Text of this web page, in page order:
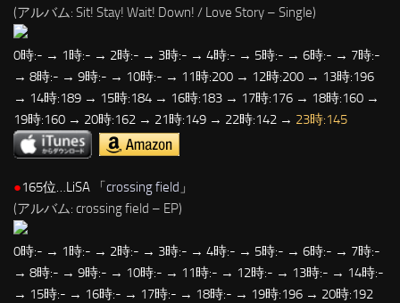
(アルバム: Sit! Stay! Wait! Down! / Love Story – Single)
0時:- → 1時:- → 2時:- → 3時:- → 4時:- → 5時:- → 6時:- → 7時:-
→ 8時:- → 9時:- → 10時:- → 11時:200 → 12時:200 → 13時:196
→ 14時:189 → 15時:184 → 16時:183 → 17時:176 → 18時:160 →
19時:160 → 20時:162 → 21時:149 → 22時:142 → 23時:145
●165位…LiSA 「crossing field 」
(アルバム: crossing field – EP)
0時:- → 1時:- → 2時:- → 3時:- → 4時:- → 5時:- → 6時:- → 7時:-
→ 8時:- → 9時:- → 10時:- → 11時:- → 12時:- → 13時:- → 14時:-
→ 15時:- → 16時:- → 17時:- → 18時:- → 19時:196 → 20時:192